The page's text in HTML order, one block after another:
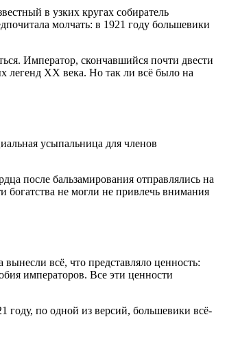
в узких кругах собиратель
молчать: в 1921 году большевики
Император, скончавшийся почти двести
легенд XX века. Но так ли всё было на
усыпальница для членов
после бальзамирования отправлялись на
богатства не могли не привлечь внимания
всё, что представляло ценность:
императоров. Все эти ценности
году, по одной из версий, большевики всё-